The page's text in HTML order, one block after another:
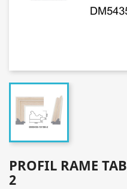
PROFIL RAME
2